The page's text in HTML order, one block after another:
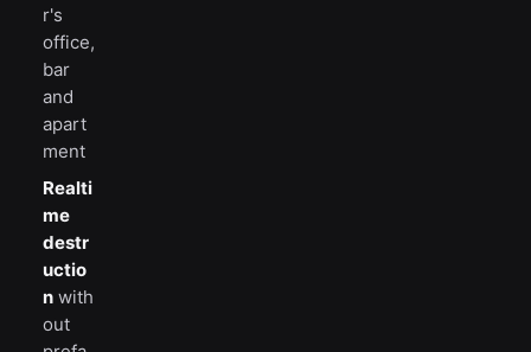
r's
office,
bar
and
apart
ment
Realti
me
destr
uctio
n with
out